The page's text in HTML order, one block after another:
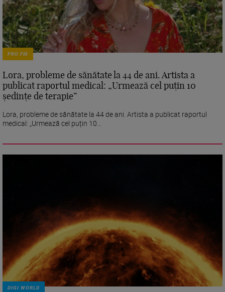
PRO FM
Lora, probleme de sănătate la 44 de ani. Artista a
publicat raportul medical: „Urmează cel puțin 10
ședințe de terapie”
Lora, probleme de sănătate la 44 de ani. Artista a publicat raportul
medical: „Urmează cel puțin 10...
DIGI WORLD